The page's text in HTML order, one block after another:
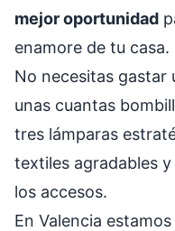
mejor oportunidad
enamore de tu casa.
No necesitas gastar
unas cuantas
tres lámparas
textiles agradables
los accesos.
En Valencia